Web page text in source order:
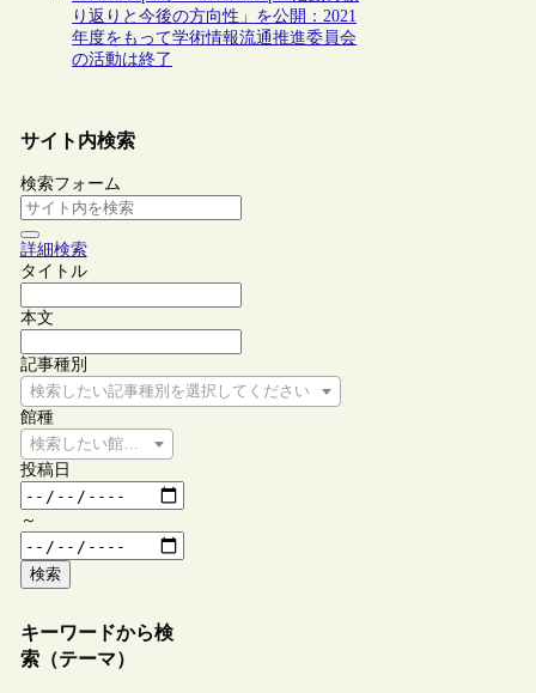
り返りと今後の方向性」を公開：2021
年度をもって学術情報流通推進委員会
の活動は終了
サイト内検索
検索フォーム
詳細検索
タイトル
本文
記事種別
検索したい記事種別を選択してください
館種
検索したい館種を選択してください
投稿日
～
検索
キーワードから検
索（テーマ）